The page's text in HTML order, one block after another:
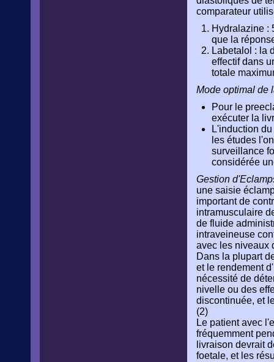
comparateur
Hydralazine :
que la
Labetalol : la
effectif dans
totale
Mode optimal de
Pour le
exécuter la
L'induction
les études
surveillance
considérée
Gestion
une saisie
important de
intramusculaire
de fluide
intraveineuse
avec les niveaux
Dans la plupart
et le rendement
nécessité de
nivelle ou des
discontinuée, et
(2)
Le patient avec
fréquemment
livraison devrait
foetale, et les